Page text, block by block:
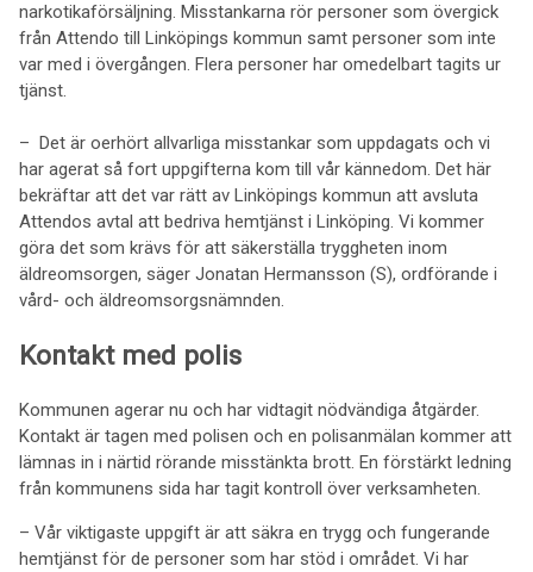
narkotikaförsäljning. Misstankarna rör personer som övergick
från Attendo till Linköpings kommun samt personer som inte
var med i övergången. Flera personer har omedelbart tagits ur
tjänst.
– Det är oerhört allvarliga misstankar som uppdagats och vi
har agerat så fort uppgifterna kom till vår kännedom. Det här
bekräftar att det var rätt av Linköpings kommun att avsluta
Attendos avtal att bedriva hemtjänst i Linköping. Vi kommer
göra det som krävs för att säkerställa tryggheten inom
äldreomsorgen, säger Jonatan Hermansson (S), ordförande i
vård- och äldreomsorgsnämnden.
Kontakt med polis
Kommunen agerar nu och har vidtagit nödvändiga åtgärder.
Kontakt är tagen med polisen och en polisanmälan kommer att
lämnas in i närtid rörande misstänkta brott. En förstärkt ledning
från kommunens sida har tagit kontroll över verksamheten.
– Vår viktigaste uppgift är att säkra en trygg och fungerande
hemtjänst för de personer som har stöd i området. Vi har